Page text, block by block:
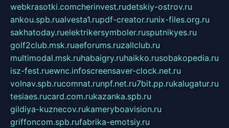
webkrasotki.comcherinvest.rudetskiy-ostrov.ru
ankou.spb.rualvesta1.rupdf-creator.runix-files.org.ru
sakhatoday.ruelektrikersymboler.rusputnikyes.ru
golf2club.msk.ruaeforums.ruzallclub.ru
multimodal.msk.ruhabaigry.ruhaikko.rusobakopedia.ru
isz-fest.ruewnc.infoscreensaver-clock.net.ru
volnav.spb.rucomnat.runpf.net.ru7bit.pp.rukalugatur.ru
tesiaes.rucard.com.rukazanka.spb.ru
gildiya-kuznecov.rukameryboavision.ru
griffoncom.spb.rufabrika-emotsiy.ru